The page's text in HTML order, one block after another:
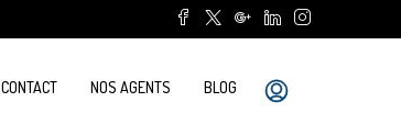
CONTACT NOS AGENTS BLOG